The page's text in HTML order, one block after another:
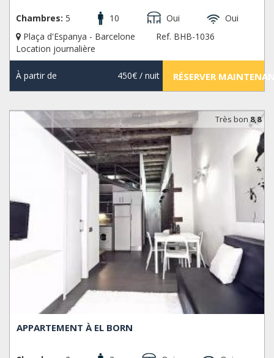
Chambres: 5 10 Oui
Oui
Plaça d'Espanya - Barcelone
Ref. BHB-1036
Location journalière
À partir de 450€/ nuit RÉSERVER
Très bon8,8
APPARTEMENT À EL BORN